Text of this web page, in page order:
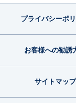
プライバシーポ
お客様への勧誘
サイトマップ